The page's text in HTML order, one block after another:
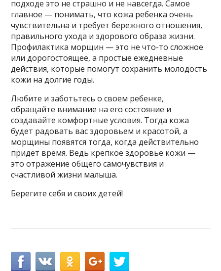
подходе это не страшно и не навсегда. Самое
главное — понимать, что кожа ребенка очень
чувствительна и требует бережного отношения,
правильного ухода и здорового образа жизни.
Профилактика морщин — это не что-то сложное
или дорогостоящее, а простые ежедневные
действия, которые помогут сохранить молодость
кожи на долгие годы.
Любите и заботьтесь о своем ребенке,
обращайте внимание на его состояние и
создавайте комфортные условия. Тогда кожа
будет радовать вас здоровьем и красотой, а
морщины появятся тогда, когда действительно
придет время. Ведь крепкое здоровье кожи —
это отражение общего самочувствия и
счастливой жизни малыша.
Берегите себя и своих детей!